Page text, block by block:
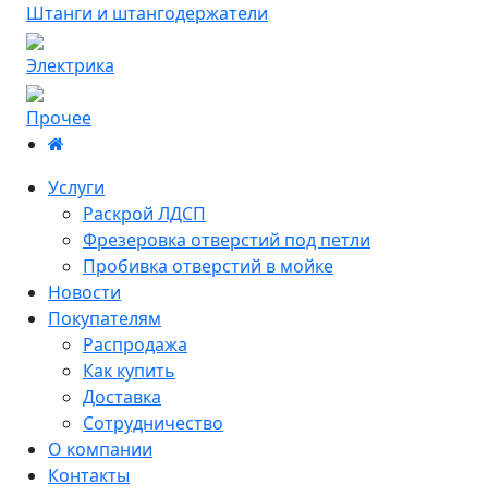
Штанги и штангодержатели
Электрика
Прочее
Услуги
Раскрой ЛДСП
Фрезеровка отверстий под петли
Пробивка отверстий в мойке
Новости
Покупателям
Распродажа
Как купить
Доставка
Сотрудничество
О компании
Контакты